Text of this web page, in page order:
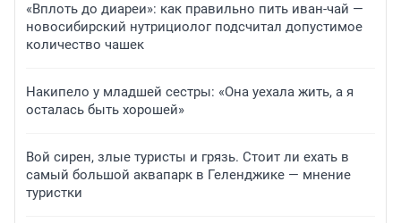
«Вплоть до диареи»: как правильно пить иван-чай —
новосибирский нутрициолог подсчитал допустимое
количество чашек
Накипело у младшей сестры: «Она уехала жить, а я
осталась быть хорошей»
Вой сирен, злые туристы и грязь. Стоит ли ехать в
самый большой аквапарк в Геленджике — мнение
туристки